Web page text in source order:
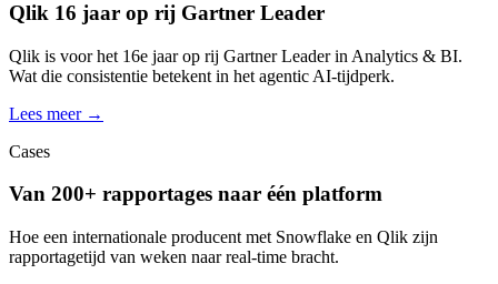
Qlik 16 jaar op rij Gartner Leader
Qlik is voor het 16e jaar op rij Gartner Leader in Analytics & BI.
Wat die consistentie betekent in het agentic AI-tijdperk.
Lees meer →
Cases
Van 200+ rapportages naar één platform
Hoe een internationale producent met Snowflake en Qlik zijn
rapportagetijd van weken naar real-time bracht.